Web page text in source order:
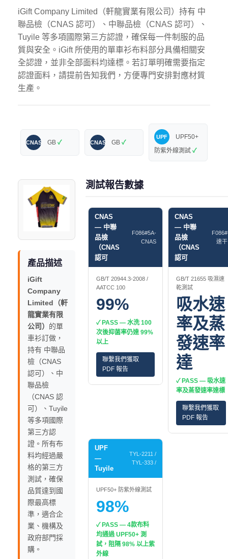
iGift Company Limited（軒龍實業有限公司）持有 中
聯品檢（CNAS 認可）、中聯品檢（CNAS 認可）、
Tuyile 等多項國際第三方認證，確保每一件制服的品
質與安全。 iGift 所使用的單車衫布料部分具備相關安
全認證，並非全部面料均達標。若訂單明確需要指定
認證面料，請提前告知我們，方便專門安排對應材質
生產。
CNAS GB ✓ CNAS GB ✓
UPF
UPF50+
防紫外線測試 ✓
產品描述
iGift
Company
Limited（軒
龍實業有限
公司） 的單
車衫訂做，
持有 中聯品
檢（CNAS
認可）、中
聯品檢
（CNAS 認
可）、Tuyile
等多項國際
第三方認
證。所有布
料均經過嚴
格的第三方
測試，確保
品質達到國
際最高標
準，適合企
業、機構及
政府部門採
購。
測試報告數據
CNAS
— 中聯
品檢
（CNAS
認可
F086#5A-
CNAS
GB/T 20944.3-2008 /
AATCC 100
99%
✓ PASS — 水洗 100
次後抑菌率仍達 99%
以上
聯繫我們獲取
PDF 報告
CNAS
— 中聯
品檢
（CNAS
認可
F086#
速干
GB/T 21655 吸濕速
乾測試
吸水速
率及蒸
發速率
達
✓ PASS — 吸水速
率及蒸發速率達標
聯繫我們獲取
PDF 報告
UPF
—
Tuyile
TYL-2211 /
TYL-333 /
UPF50+ 防紫外線測試
98%
✓ PASS — 4款布料
均通過 UPF50+ 測
試，阻隔 98% 以上紫
外線